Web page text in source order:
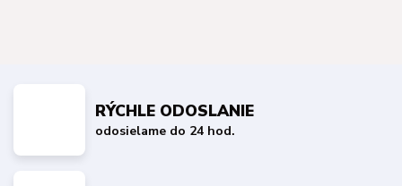
RÝCHLE ODOSLANIE
odosielame do 24 hod.